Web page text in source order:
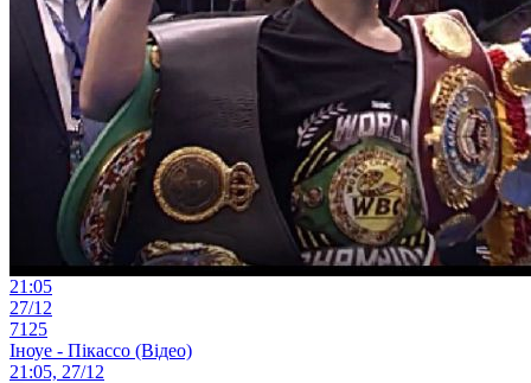
21:05
27/12
7125
Іноуе - Пікассо (Відео)
21:05, 27/12